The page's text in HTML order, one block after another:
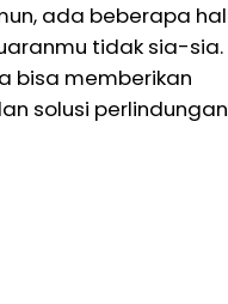
ada beberapa hal
tidak sia-sia.
bisa memberikan
solusi perlindungan